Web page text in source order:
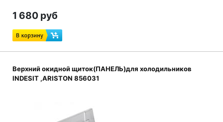
1 680 руб
Верхний окидной щиток(ПАНЕЛЬ)для холодильников
INDESIT ,ARISTON 856031